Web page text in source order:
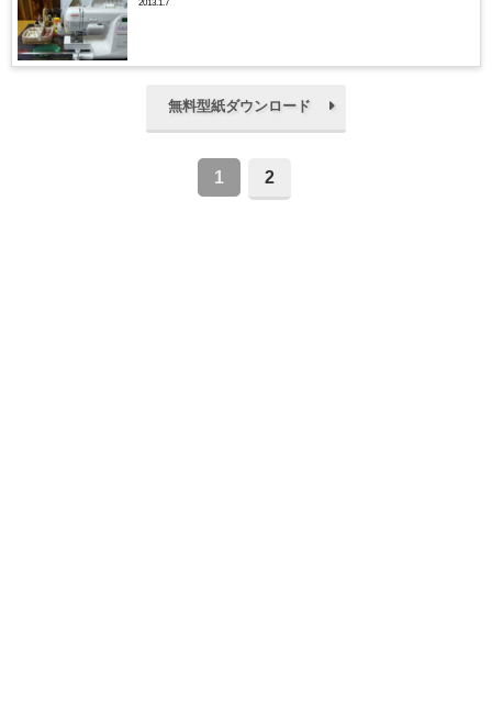
2013.1.7
無料型紙ダウンロード
1 2